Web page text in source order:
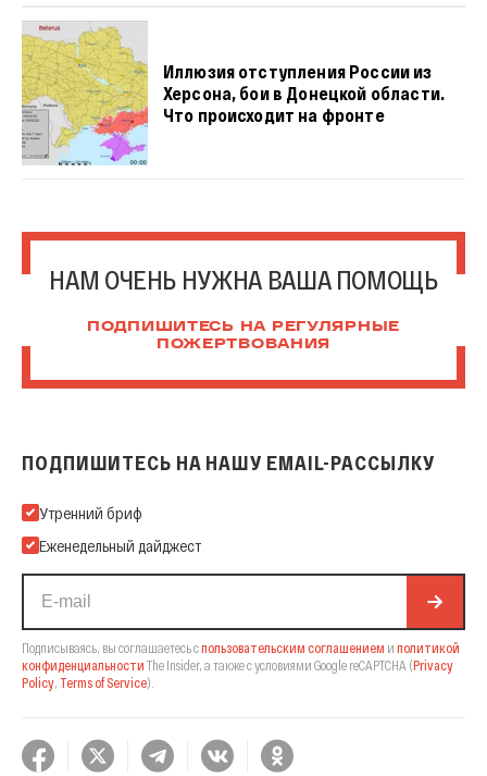
Иллюзия отступления России из
Херсона, бои в Донецкой области.
Что происходит на фронте
НАМ ОЧЕНЬ НУЖНА ВАША ПОМОЩЬ
ПОДПИШИТЕСЬ НА РЕГУЛЯРНЫЕ
ПОЖЕРТВОВАНИЯ
ПОДПИШИТЕСЬ НА НАШУ EMAIL-РАССЫЛКУ
Подпишитесь на нашу Email-рассылку
Утренний бриф
Еженедельный дайджест
Подписываясь, вы соглашаетесь спользовательским соглашением и политикой
конфиденциальности The Insider, а также с условиями Google reCAPTCHA (Privacy
Policy, Terms of Service).